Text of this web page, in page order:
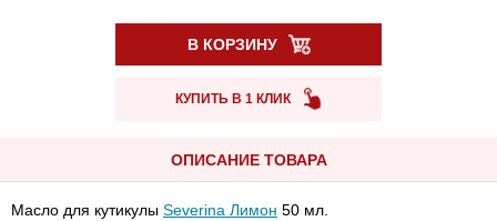
В КОРЗИНУ
КУПИТЬ В 1 КЛИК
ОПИСАНИЕ ТОВАРА
Масло для кутикулы Severina Лимон 50 мл.